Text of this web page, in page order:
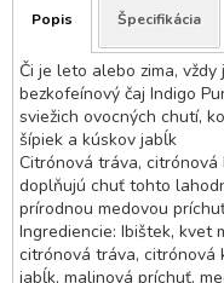
Popis Špecifikácia
Či je leto alebo zima,
bezkofeínový čaj Indigo
sviežich ovocných chutí,
šípiek a kúskov jabĺk
Citrónová tráva, citrónová
doplňujú chuť tohto
prírodnou medovou
Ingrediencie: Ibištek, kvet
citrónová tráva, citrónová
jabĺk, malinová príchuť,